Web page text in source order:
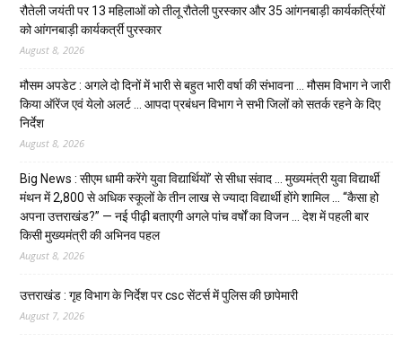
रौतेली जयंती पर 13 महिलाओं को तीलू रौतेली पुरस्कार और 35 आंगनबाड़ी कार्यकर्त्रियों
को आंगनबाड़ी कार्यकर्त्री पुरस्कार
August 8, 2026
मौसम अपडेट : अगले दो दिनों में भारी से बहुत भारी वर्षा की संभावना … मौसम विभाग ने जारी
किया ऑरेंज एवं येलो अलर्ट … आपदा प्रबंधन विभाग ने सभी जिलों को सतर्क रहने के दिए
निर्देश
August 8, 2026
Big News : सीएम धामी करेंगे युवा विद्यार्थियों’ से सीधा संवाद … मुख्यमंत्री युवा विद्यार्थी
मंथन में 2,800 से अधिक स्कूलों के तीन लाख से ज्यादा विद्यार्थी होंगे शामिल … “कैसा हो
अपना उत्तराखंड?” — नई पीढ़ी बताएगी अगले पांच वर्षों का विजन … देश में पहली बार
किसी मुख्यमंत्री की अभिनव पहल
August 8, 2026
उत्तराखंड : गृह विभाग के निर्देश पर csc सेंटर्स में पुलिस की छापेमारी
August 7, 2026